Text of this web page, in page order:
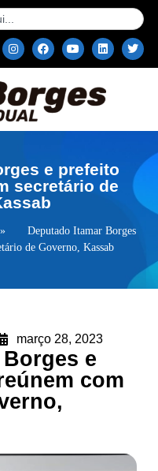
e prefeito
secretário de
»
Deputado Itamar Borges
de Governo, Kassab
março 28, 2023
e
com